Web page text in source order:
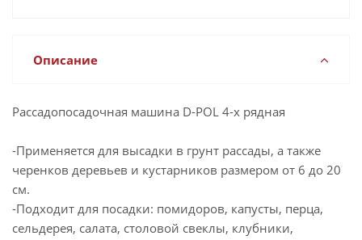
Описание
Рассадопосадочная машина D-POL 4-х рядная
-Применяется для высадки в грунт рассады, а также
черенков деревьев и кустарников размером от 6 до 20
см.
-Подходит для посадки: помидоров, капусты, перца,
сельдерея, салата, столовой свеклы, клубники,